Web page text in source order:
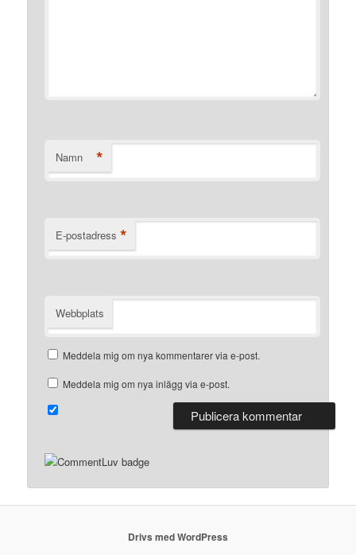
Namn *
E-postadress *
Webbplats
Meddela mig om nya kommentarer via e-post.
Meddela mig om nya inlägg via e-post.
Drivs med WordPress